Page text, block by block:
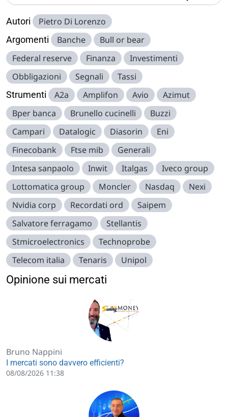
Autori Pietro Di Lorenzo
Argomenti Banche
Bull or bear
Federal reserve
Finanza
Investimenti
Obbligazioni
Segnali Tassi
Strumenti A2a Amplifon Avio
Azimut
Bper banca
Brunello cucinelli
Buzzi
Campari
Datalogic Diasorin
Eni
Finecobank
Ftse mib
Generali
Intesa sanpaolo
Inwit Italgas
Iveco group
Lottomatica group
Moncler Nasdaq
Nexi
Nvidia corp
Recordati ord
Saipem
Salvatore ferragamo
Stellantis
Stmicroelectronics
Technoprobe
Telecom italia
Tenaris Unipol
Opinione sui mercati
Bruno Nappini
I mercati sono davvero efficienti?
08/08/2026 11:38